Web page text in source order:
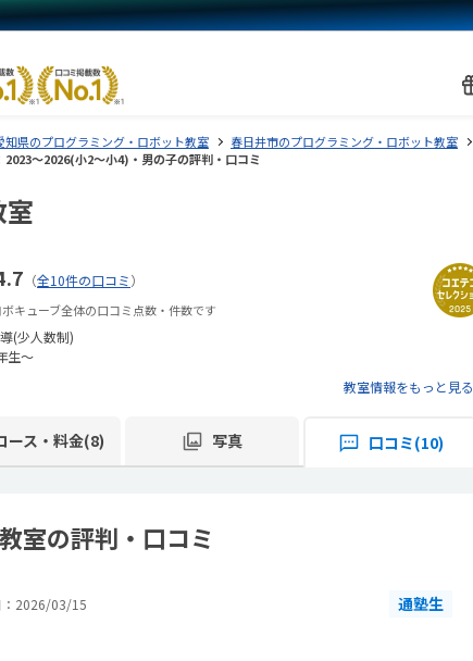
知県のプログラミング・ロボット教室 春日井市のプログラミング・ロボット教室
2023〜2026(小2〜小4)・男の子の評判・口コミ
（全10件の口コミ）
キューブ全体の口コミ点数・件数です
(少人数制)
生～
教室情報をもっと見る
ース・料金(8) 写真 口コミ(10)
室の評判・口コミ
：2026/03/15 通塾生